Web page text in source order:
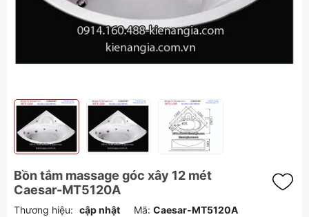
Bồn tắm massage góc xây 12 mét
Caesar-MT5120A
Thương hiệu: cập nhật Mã: Caesar-MT5120A